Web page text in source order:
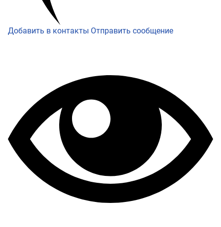
Добавить в контакты Отправить сообщение